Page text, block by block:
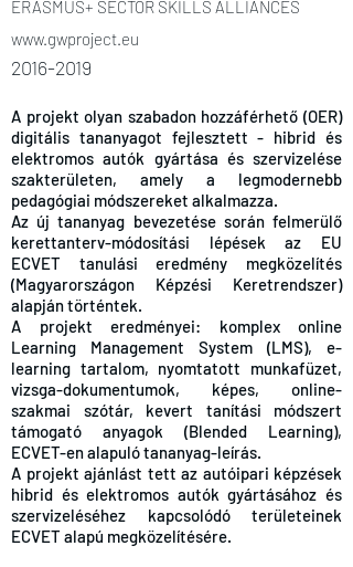
ERASMUS+ SECTOR SKILLS ALLIANCES
www.gwproject.eu
2016-2019
A projekt olyan szabadon hozzáférhető (OER)
digitális tananyagot fejlesztett - hibrid és
elektromos autók gyártása és szervizelése
szakterületen, amely a legmodernebb
pedagógiai módszereket alkalmazza.
Az új tananyag bevezetése során felmerülő
kerettanterv-módosítási lépések az EU
ECVET tanulási eredmény megközelítés
(Magyarországon Képzési Keretrendszer)
alapján történtek.
A projekt eredményei: komplex online
Learning Management System (LMS), e-
learning tartalom, nyomtatott munkafüzet,
vizsga-dokumentumok, képes, online-
szakmai szótár, kevert tanítási módszert
támogató anyagok (Blended Learning),
ECVET-en alapuló tananyag-leírás.
A projekt ajánlást tett az autóipari képzések
hibrid és elektromos autók gyártásához és
szervizeléséhez kapcsolódó területeinek
ECVET alapú megközelítésére.